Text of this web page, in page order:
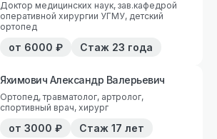
Доктор медицинских наук, зав.кафедрой
оперативной хирургии УГМУ, детский
ортопед
от 6000 ₽ Стаж 23 года
Яхимович Александр Валерьевич
Ортопед, травматолог, артролог,
спортивный врач, хирург
от 3000 ₽ Стаж 17 лет